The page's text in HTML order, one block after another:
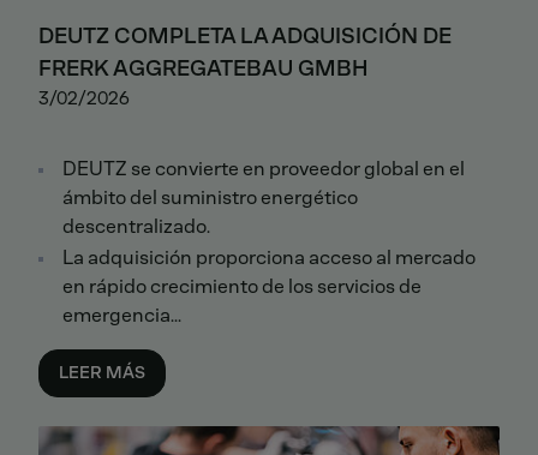
DEUTZ COMPLETA LA ADQUISICIÓN DE
FRERK AGGREGATEBAU GMBH
3/02/2026
DEUTZ se convierte en proveedor global en el
ámbito del suministro energético
descentralizado.
La adquisición proporciona acceso al mercado
en rápido crecimiento de los servicios de
emergencia...
LEER MÁS